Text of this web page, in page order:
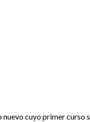
nuevo cuyo primer